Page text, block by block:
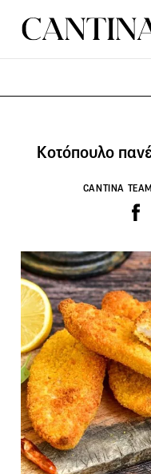
Κοτόπουλο
CANTINA TEAM